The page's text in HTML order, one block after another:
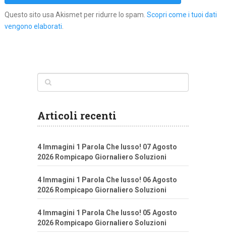
Questo sito usa Akismet per ridurre lo spam. Scopri come i tuoi dati
vengono elaborati.
Articoli recenti
4 Immagini 1 Parola Che lusso! 07 Agosto
2026 Rompicapo Giornaliero Soluzioni
4 Immagini 1 Parola Che lusso! 06 Agosto
2026 Rompicapo Giornaliero Soluzioni
4 Immagini 1 Parola Che lusso! 05 Agosto
2026 Rompicapo Giornaliero Soluzioni